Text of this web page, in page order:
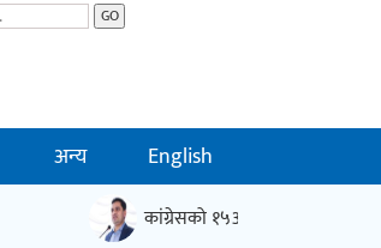
GO
अन्य English
कांग्रेसको १५औँ महाधिवेशन तोकिएकै